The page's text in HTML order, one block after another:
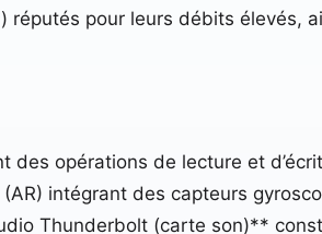
pour leurs débits élevés,
opérations de lecture et
intégrant des capteurs
Thunderbolt (carte son)**